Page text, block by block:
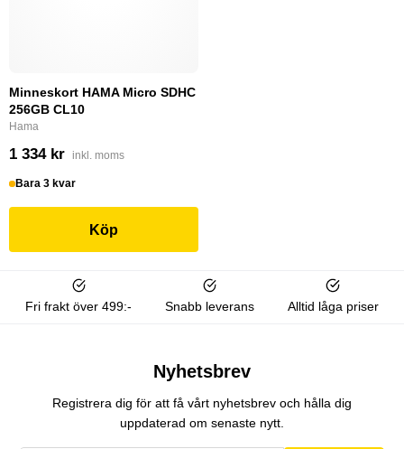
Minneskort HAMA Micro SDHC
256GB CL10
Hama
1 334 kr inkl. moms
Bara 3 kvar
Köp
Fri frakt över 499:- Snabb leverans Alltid låga priser
Nyhetsbrev
Registrera dig för att få vårt nyhetsbrev och hålla dig
uppdaterad om senaste nytt.